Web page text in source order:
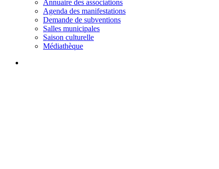
Annuaire des associations
Agenda des manifestations
Demande de subventions
Salles municipales
Saison culturelle
Médiathèque